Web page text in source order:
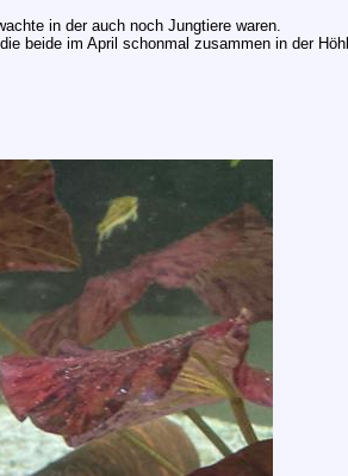
in der auch noch Jungtiere waren.
beide im April schonmal zusammen in der